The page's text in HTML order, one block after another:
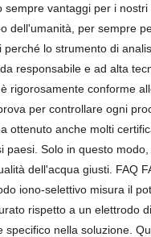
vantaggi per i
dell'umanità, per sempre
lo strumento di
responsabile e ad alta
rigorosamente conforme
per controllare ogni
ottenuto anche molti
paesi. Solo in questo
dell'acqua giusti. FAQ
iono-selettivo misura il
rispetto a un elettrodo
nella soluzione.